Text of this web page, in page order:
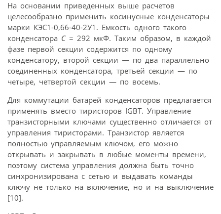
На основании приведенных выше расчетов
целесообразно применить косинусные конденсаторы
марки КЭС1-0,66-40-2У1. Емкость одного такого
конденсатора С= 292 мкФ. Таким образом, в каждой
фазе первой секции содержится по одному
конденсатору, второй секции — по два параллельно
соединенных конденсатора, третьей секции — по
четыре, четвертой секции — по восемь.
Для коммутации батарей конденсаторов предлагается
применять вместо тиристоров IGВТ. Управление
транзисторными ключами существенно отличается от
управления тиристорами. Транзистор является
полностью управляемым ключом, его можно
открывать и закрывать в любые моменты времени,
поэтому система управления должна быть точно
синхронизирована с сетью и выдавать команды
ключу не только на включение, но и на выключение
[10].